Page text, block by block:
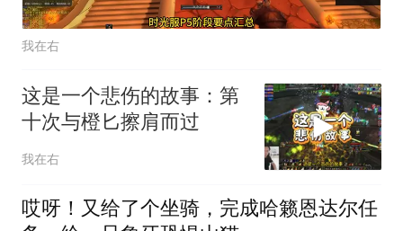
我在右
这是一个悲伤的故事：第
十次与橙匕擦肩而过
我在右
哎呀！又给了个坐骑，完成哈籁恩达尔任